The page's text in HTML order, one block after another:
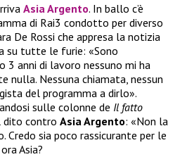
Asia Argento. In ballo c’è
di Rai3 condotto per diverso
De Rossi che appresa la notizia
su tutte le furie: «Sono
3 anni di lavoro nessuno mi ha
nulla. Nessuna chiamata, nessun
del programma a dirlo».
sulle colonne de Il fatto
dito contro Asia Argento: «Non la
Credo sia poco rassicurante per le
Asia?